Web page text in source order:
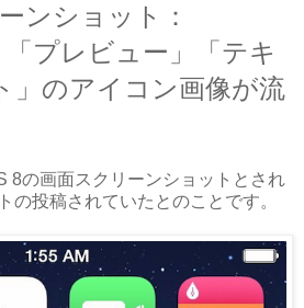
ンショット：
「プレビュー」「テキ
」のアイコン画像が流
8の画面スクリーンショットとされ
の投稿されていたとのことです。